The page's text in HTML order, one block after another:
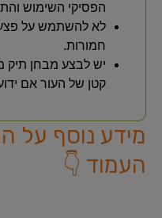
הפסיקי השימוש
לא להשתמש על
חמורות.
קטן של העור אם
מידע נוסף על
העמוד 👇